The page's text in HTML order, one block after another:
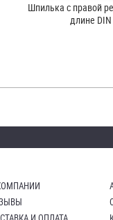
Шпилька с правой
длине
Шпилька приварная с неполной
левой резьбой ART 8511